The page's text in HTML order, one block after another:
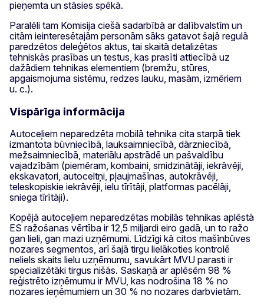
pieņemta un stāsies spēkā.
Paralēli tam Komisija ciešā sadarbībā ar dalībvalstīm un
citām ieinteresētajām personām sāks gatavot šajā regulā
paredzētos deleģētos aktus, tai skaitā detalizētas
tehniskās prasības un testus, kas prasīti attiecībā uz
dažādiem tehnikas elementiem (bremžu, stūres,
apgaismojuma sistēmu, redzes lauku, masām, izmēriem
u. c.).
Vispārīga informācija
Autoceļiem neparedzēta mobilā tehnika cita starpā tiek
izmantota būvniecībā, lauksaimniecībā, dārzniecībā,
mežsaimniecībā, materiālu apstrādē un pašvaldību
vajadzībām (piemēram, kombaini, smidzinātāji, iekrāvēji,
ekskavatori, autoceltņi, pļaujmašīnas, autokrāvēji,
teleskopiskie iekrāvēji, ielu tīrītāji, platformas pacēlāji,
sniega tīrītāji).
Kopējā autoceļiem neparedzētas mobilās tehnikas aplēstā
ES ražošanas vērtība ir 12,5 miljardi eiro gadā, un to ražo
gan lieli, gan mazi uzņēmumi. Līdzīgi kā citos mašīnbūves
nozares segmentos, arī šajā tirgu lielākoties kontrolē
neliels skaits lielu uzņēmumu, savukārt MVU parasti ir
specializētāki tirgus nišās. Saskaņā ar aplēsēm 98 %
reģistrēto izņēmumu ir MVU, kas nodrošina 18 % no
nozares ieņēmumiem un 30 % no nozares darbvietām.